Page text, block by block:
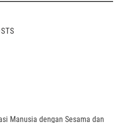
Manusia dengan Sesama dan